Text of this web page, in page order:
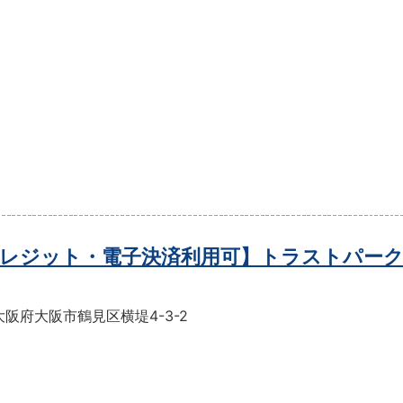
レジット・電子決済利用可】トラストパー
阪府大阪市鶴見区横堤4-3-2